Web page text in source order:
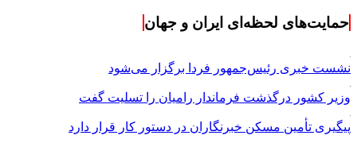
حمایت‌های لحظه‌ای ایران و جهان
نشست خبری رئیس‌جمهور فردا برگزار می‌شود
وزیر کشور درگذشت فرماندار رامیان را تسلیت گفت
پیگیری تأمین مسکن خبرنگاران در دستور کار قرار دارد